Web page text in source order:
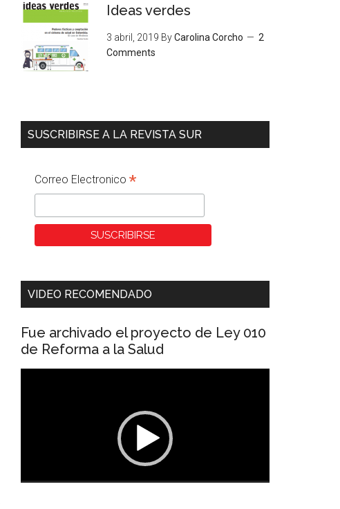
Ideas verdes
3 abril, 2019 ByCarolina Corcho
2
Comments
SUSCRIBIRSE A LA REVISTA SUR
Correo Electronico *
VIDEO RECOMENDADO
Fue archivado el proyecto de Ley 010
de Reforma a la Salud